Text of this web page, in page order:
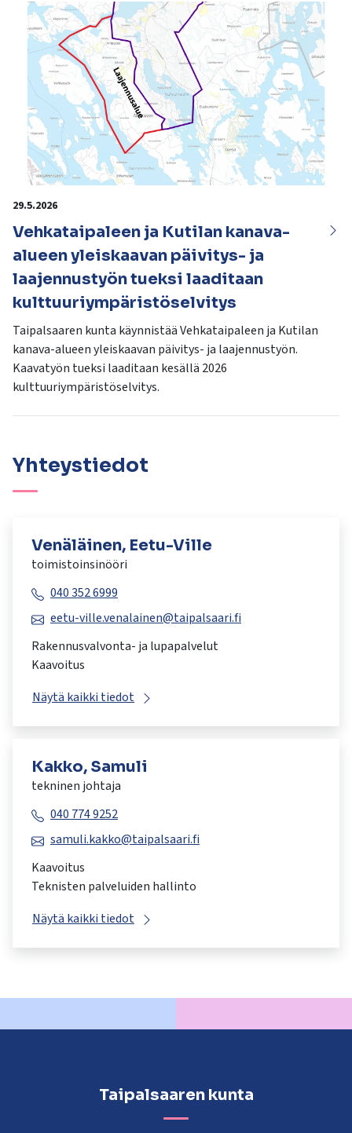
29.5.2026
Vehkataipaleen ja Kutilan kanava-
alueen yleiskaavan päivitys- ja
laajennustyön tueksi laaditaan
kulttuuriympäristöselvitys
Taipalsaaren kunta käynnistää Vehkataipaleen ja Kutilan
kanava-alueen yleiskaavan päivitys- ja laajennustyön.
Kaavatyön tueksi laaditaan kesällä 2026
kulttuuriympäristöselvitys.
Yhteystiedot
Venäläinen, Eetu-Ville
toimistoinsinööri
040 352 6999
eetu-ville.venalainen@taipalsaari.fi
Rakennusvalvonta- ja lupapalvelut
Kaavoitus
Näytä kaikki tiedot
Kakko, Samuli
tekninen johtaja
040 774 9252
samuli.kakko@taipalsaari.fi
Kaavoitus
Teknisten palveluiden hallinto
Näytä kaikki tiedot
Taipalsaaren kunta